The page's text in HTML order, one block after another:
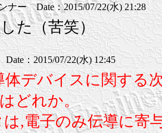
ー Date：2015/07/22(水) 21:28
た（苦笑）
：2015/07/22(水) 12:45
体デバイスに関する
どれか。
,電子のみ伝導に寄